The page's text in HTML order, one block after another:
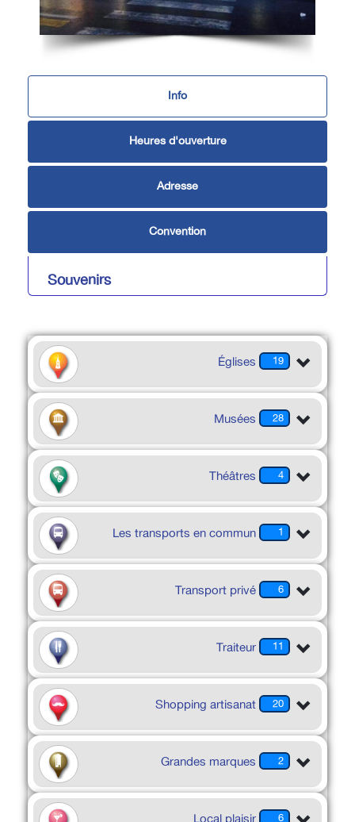
Info
Heures d'ouverture
Adresse
Convention
Souvenirs
19
Églises
28
Musées
4
Théâtres
1
Les transports en commun
6
Transport privé
11
Traiteur
20
Shopping artisanat
2
Grandes marques
6
Local plaisir